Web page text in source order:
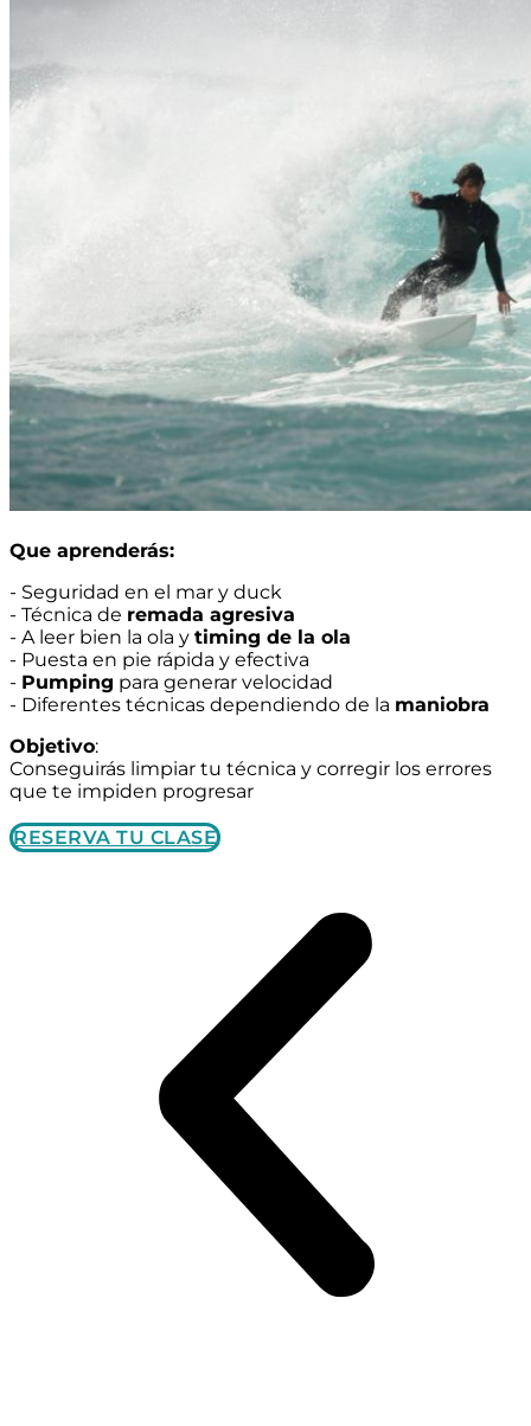
Que aprenderás:
- Seguridad en el mar y duck
- Técnica de remada agresiva
- A leer bien la ola y timing de la ola
- Puesta en pie rápida y efectiva
- Pumping para generar velocidad
- Diferentes técnicas dependiendo de la maniobra
Objetivo:
Conseguirás limpiar tu técnica y corregir los errores
que te impiden progresar
RESERVA TU CLASE